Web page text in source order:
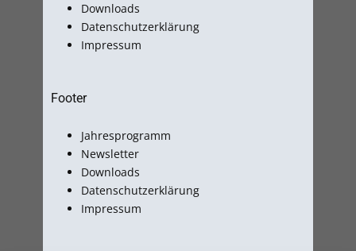
Downloads
Datenschutzerklärung
Impressum
Footer
Jahresprogramm
Newsletter
Downloads
Datenschutzerklärung
Impressum